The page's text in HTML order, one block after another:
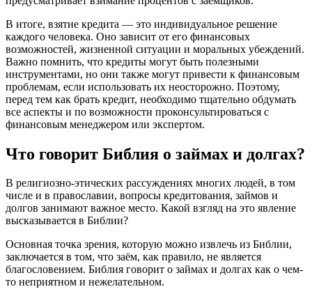
В итоге, взятие кредита — это индивидуальное решение
каждого человека. Оно зависит от его финансовых
возможностей, жизненной ситуации и моральных убеждений.
Важно помнить, что кредиты могут быть полезными
инструментами, но они также могут привести к финансовым
проблемам, если использовать их неосторожно. Поэтому,
перед тем как брать кредит, необходимо тщательно обдумать
все аспекты и по возможности проконсультироваться с
финансовым менеджером или экспертом.
Что говорит Библия о займах и долгах?
В религиозно-этических рассуждениях многих людей, в том
числе и в православии, вопросы кредитования, займов и
долгов занимают важное место. Какой взгляд на это явление
высказывается в Библии?
Основная точка зрения, которую можно извлечь из Библии,
заключается в том, что заём, как правило, не является
благословением. Библия говорит о займах и долгах как о чем-
то неприятном и нежелательном.